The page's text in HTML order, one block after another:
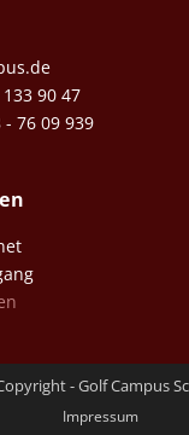
90 47
- 76 09 939
- Golf Campus
Impressum